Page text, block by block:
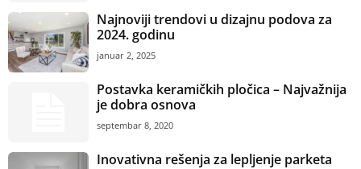
Najnoviji trendovi u dizajnu podova za
2024. godinu
januar 2, 2025
Postavka keramičkih pločica – Najvažnija
je dobra osnova
septembar 8, 2020
Inovativna rešenja za lepljenje parketa